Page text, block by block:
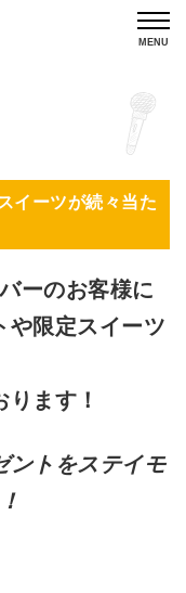
MENU
イーツが続々当た
ーのお客様に
や限定スイーツ
ます！
ントをステイモ